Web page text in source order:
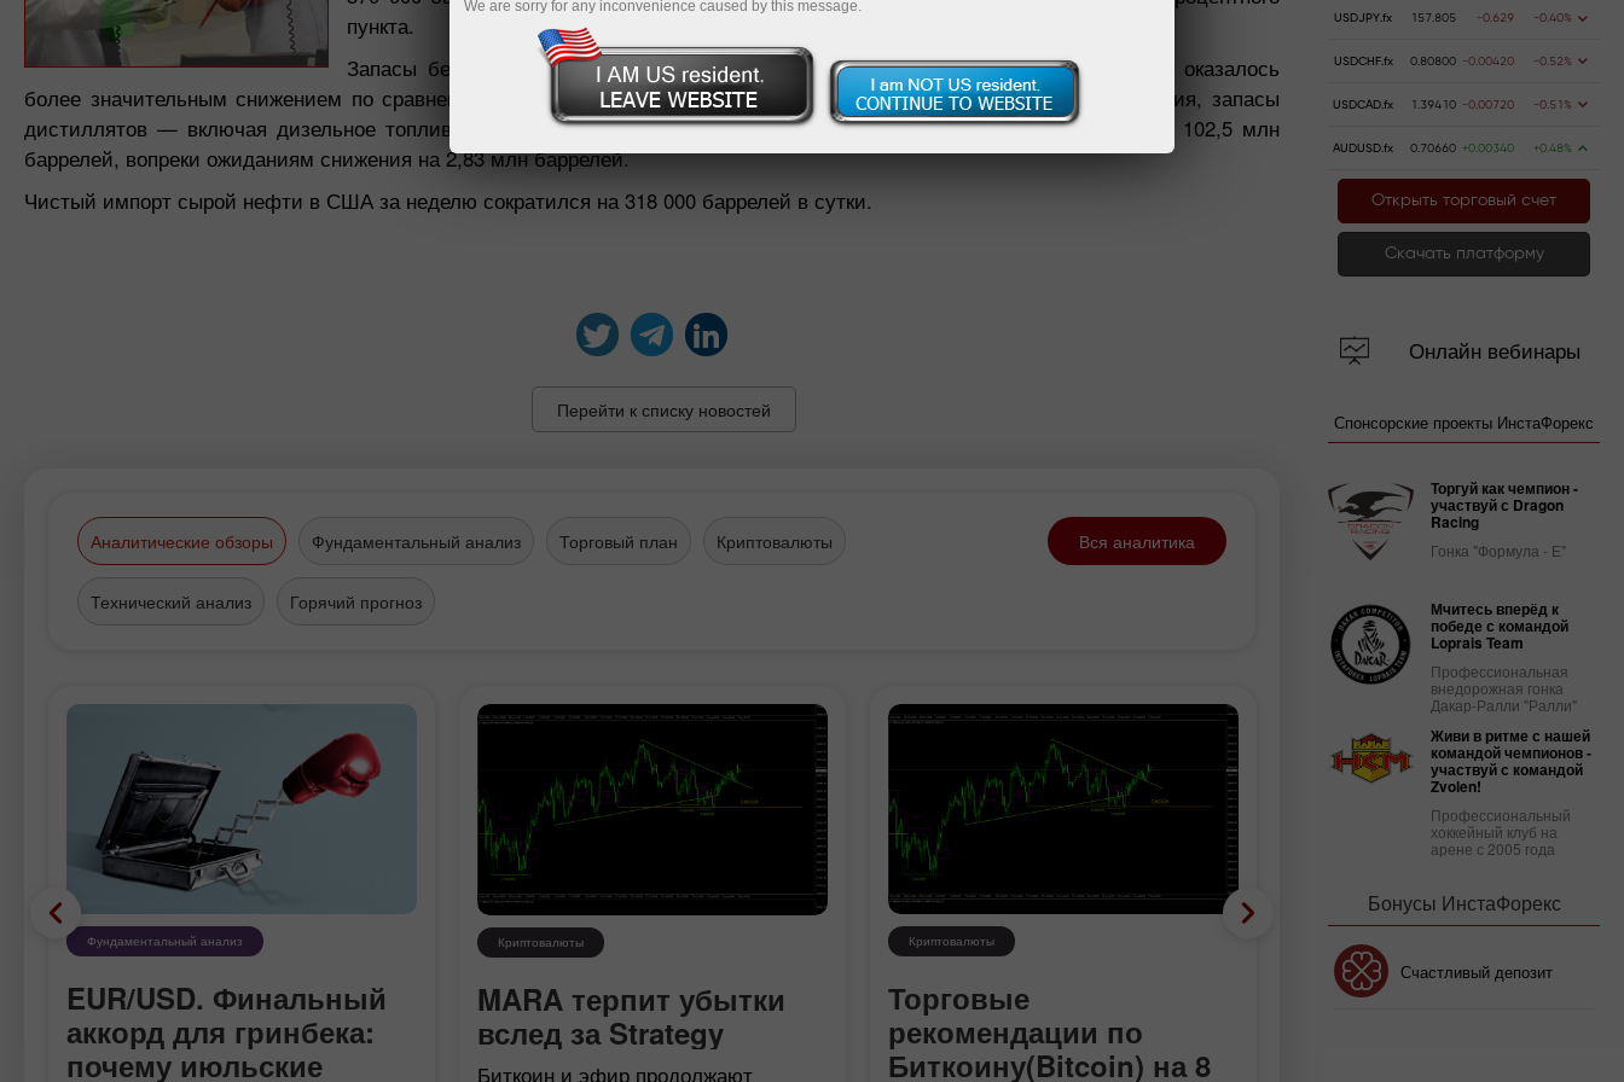
пункта.
Запасы бензина сократились на 4,084 млн баррелей, до 215,7 млн баррелей, что оказалось
более значительным снижением по сравнению с прогнозируемым сокращением на 2,85 млн баррелей. Для сравнения, запасы
дистиллятов — включая дизельное топливо и топочный мазут — немного увеличились на 0,190 млн баррелей, до 102,5 млн
баррелей, вопреки ожиданиям снижения на 2,83 млн баррелей.
Чистый импорт сырой нефти в США за неделю сократился на 318 000 баррелей в сутки.
Перейти к списку новостей
Аналитические обзоры Фундаментальный анализ Торговый план Криптовалюты
Технический анализ Горячий прогноз
Вся аналитика
Фундаментальный анализ
EUR/USD. Финальный
аккорд для гринбека:
почему июльские
Криптовалюты
MARA терпит убытки
вслед за Strategy
Биткоин и эфир продолжают
Криптовалюты
Торговые
рекомендации по
Биткоину(Bitcoin) на 8
Криптовалюты
Торговые
USDJPY.fx 157.805 -0.629 -0.40%
USDCHF.fx 0.80800 -0.00420 -0.52%
USDCAD.fx 1.39410 -0.00720 -0.51%
AUDUSD.fx 0.70660 +0.00340 +0.48%
Открыть торговый счет
Скачать платформу
Онлайн вебинары
Спонсорские проекты ИнстаФорекс
Торгуй как чемпион -
участвуй с Dragon
Racing
Гонка "Формула - Е"
Мчитесь вперёд к
победе с командой
Loprais Team
Профессиональная
внедорожная гонка
Дакар-Ралли "Ралли"
Живи в ритме с нашей
командой чемпионов -
участвуй с командой
Zvolen!
Профессиональный
хоккейный клуб на
арене с 2005 года
Бонусы ИнстаФорекс
Клубный бонус Клубный бонус
Счастливый депозит
We are sorry for any inconvenience caused by this message.